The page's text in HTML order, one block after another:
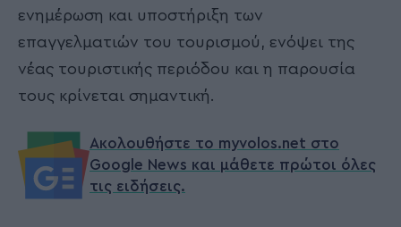
ενημέρωση και υποστήριξη των
επαγγελματιών του τουρισμού, ενόψει της
νέας τουριστικής περιόδου και η παρουσία
τους κρίνεται σημαντική.
Ακολουθήστε το myvolos.net στο
Google News και μάθετε πρώτοι όλες
τις ειδήσεις.